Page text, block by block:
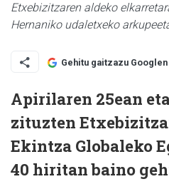
Etxebizitzaren aldeko
Hernaniko udaletxeko
Gehitu gaitzazu Googlen
Apirilaren 25ean
zituzten
Ekintza Globaleko
40 hiritan baino